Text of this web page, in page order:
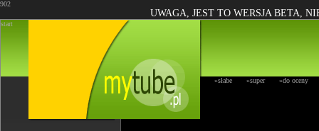
902
UWAGA, JEST TO WERSJA BETA,
start
»słabe »super »do oceny